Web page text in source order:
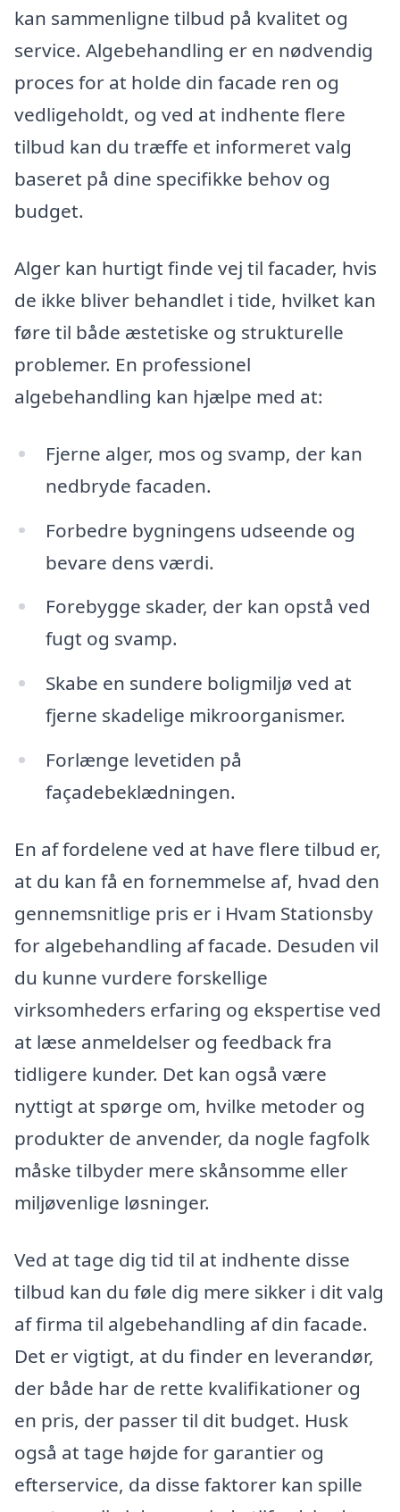
kan sammenligne tilbud på kvalitet og
service. Algebehandling er en nødvendig
proces for at holde din facade ren og
vedligeholdt, og ved at indhente flere
tilbud kan du træffe et informeret valg
baseret på dine specifikke behov og
budget.
Alger kan hurtigt finde vej til facader, hvis
de ikke bliver behandlet i tide, hvilket kan
føre til både æstetiske og strukturelle
problemer. En professionel
algebehandling kan hjælpe med at:
Fjerne alger, mos og svamp, der kan
nedbryde facaden.
Forbedre bygningens udseende og
bevare dens værdi.
Forebygge skader, der kan opstå ved
fugt og svamp.
Skabe en sundere boligmiljø ved at
fjerne skadelige mikroorganismer.
Forlænge levetiden på
façadebeklædningen.
En af fordelene ved at have flere tilbud er,
at du kan få en fornemmelse af, hvad den
gennemsnitlige pris er i Hvam Stationsby
for algebehandling af facade. Desuden vil
du kunne vurdere forskellige
virksomheders erfaring og ekspertise ved
at læse anmeldelser og feedback fra
tidligere kunder. Det kan også være
nyttigt at spørge om, hvilke metoder og
produkter de anvender, da nogle fagfolk
måske tilbyder mere skånsomme eller
miljøvenlige løsninger.
Ved at tage dig tid til at indhente disse
tilbud kan du føle dig mere sikker i dit valg
af firma til algebehandling af din facade.
Det er vigtigt, at du finder en leverandør,
der både har de rette kvalifikationer og
en pris, der passer til dit budget. Husk
også at tage højde for garantier og
efterservice, da disse faktorer kan spille